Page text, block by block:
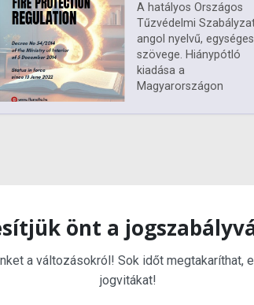
A hatályos Országos
Tűzvédelmi
angol nyelvű, egységes
szövege. Hiánypótló
kiadása a
Magyarországon
önt a
a változásokról! Sok időt megtakaríthat,
jogvitákat!